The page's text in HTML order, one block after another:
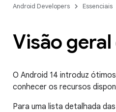
Android Developers Essenciais
Visão
O Android 14 introduz
conhecer os recursos
Para uma lista detalhada